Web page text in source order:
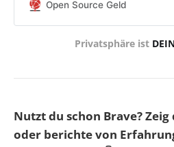
anonymen Austausch von
gekillt werden)! Privatsphäre ist
Mixin hängen die Anonymität an
große Glocke - vielmehr ist sie
Grundeinstellung und im
Open Source Geld
Privatsphäre ist
Nutzt du schon Brave?
oder berichte von